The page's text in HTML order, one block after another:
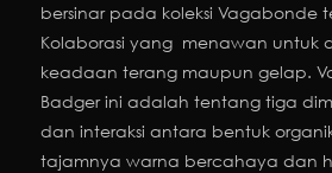
bersinar pada koleksi Vagabonde
Kolaborasi yang menawan untuk
keadaan terang maupun gelap.
Badger ini adalah tentang tiga
dan interaksi antara bentuk
tajamnya warna bercahaya dan